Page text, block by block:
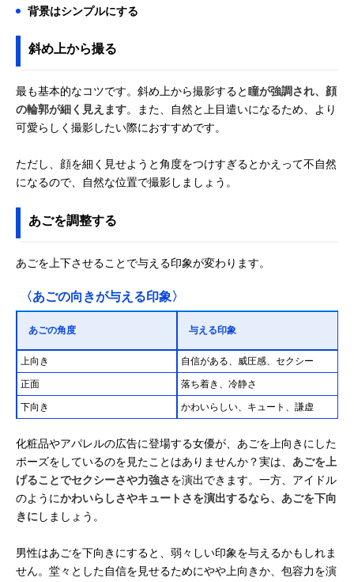
背景はシンプルにする
斜め上から撮る
最も基本的なコツです。斜め上から撮影すると瞳が強調され、顔
の輪郭が細く見えます。また、自然と上目遣いになるため、より
可愛らしく撮影したい際におすすめです。
ただし、顔を細く見せようと角度をつけすぎるとかえって不自然
になるので、自然な位置で撮影しましょう。
あごを調整する
あごを上下させることで与える印象が変わります。
〈あごの向きが与える印象〉
あごの角度 与える印象
上向き 自信がある、威圧感、セクシー
正面 落ち着き、冷静さ
下向き かわいらしい、キュート、謙虚
化粧品やアパレルの広告に登場する女優が、あごを上向きにした
ポーズをしているのを見たことはありませんか？実は、 あごを上
げることでセクシーさや力強さを演出できます。一方、アイドル
のようにかわいらしさやキュートさを演出するなら、あごを下向
きに しましょう。
男性はあごを下向きにすると、弱々しい印象を与えるかもしれま
せん。堂々とした自信を見せるためにやや上向きか、包容力を演